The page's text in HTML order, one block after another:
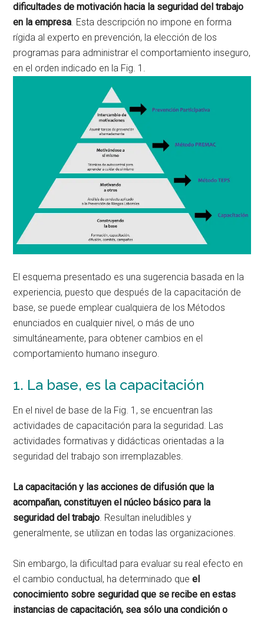
dificultades de motivación hacia la seguridad del trabajo
en la empresa. Esta descripción no impone en forma
rígida al experto en prevención, la elección de los
programas para administrar el comportamiento inseguro,
en el orden indicado en la Fig. 1.
El esquema presentado es una sugerencia basada en la
experiencia, puesto que después de la capacitación de
base, se puede emplear cualquiera de los Métodos
enunciados en cualquier nivel, o más de uno
simultáneamente, para obtener cambios en el
comportamiento humano inseguro.
1. La base, es la capacitación
En el nivel de base de la Fig. 1, se encuentran las
actividades de capacitación para la seguridad. Las
actividades formativas y didácticas orientadas a la
seguridad del trabajo son irremplazables.
La capacitación y las acciones de difusión que la
acompañan, constituyen el núcleo básico para la
seguridad del trabajo. Resultan ineludibles y
generalmente, se utilizan en todas las organizaciones.
Sin embargo, la dificultad para evaluar su real efecto en
el cambio conductual, ha determinado queel
conocimiento sobre seguridad que se recibe en estas
instancias de capacitación, sea sólo una condición o